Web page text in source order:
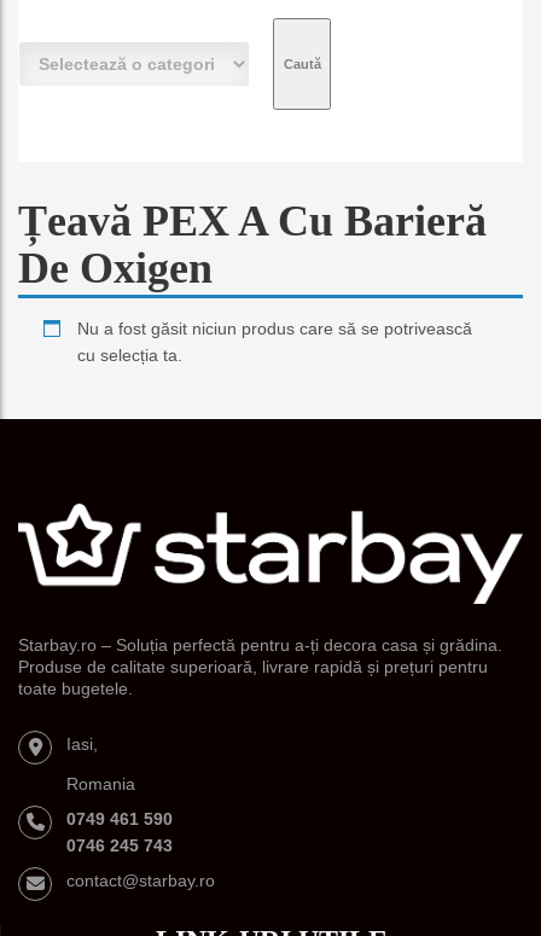
e
z
ă
o
a
Țeavă PEX A Cu Barieră
De Oxigen
Nu a fost găsit niciun produs care să se potrivească
cu selecția ta.
Starbay.ro – Soluția perfectă pentru a-ți decora casa și grădina.
Produse de calitate superioară, livrare rapidă și prețuri pentru
toate bugetele.
Iasi,
Romania
0749 461 590
0746 245 743
contact@starbay.ro